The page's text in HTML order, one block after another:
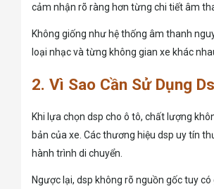
cảm nhận rõ ràng hơn từng chi tiết âm
Không giống như hệ thống âm thanh
loại nhạc và từng không gian xe khác
2. Vì Sao Cần Sử Dụng
Khi lựa chọn dsp cho ô tô, chất lượng
bản của xe. Các thương hiệu dsp uy tín
hành trình di chuyển.
Ngược lại, dsp không rõ nguồn gốc tuy